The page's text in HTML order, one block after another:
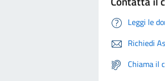
Leggi le
Richiedi
Chiama il